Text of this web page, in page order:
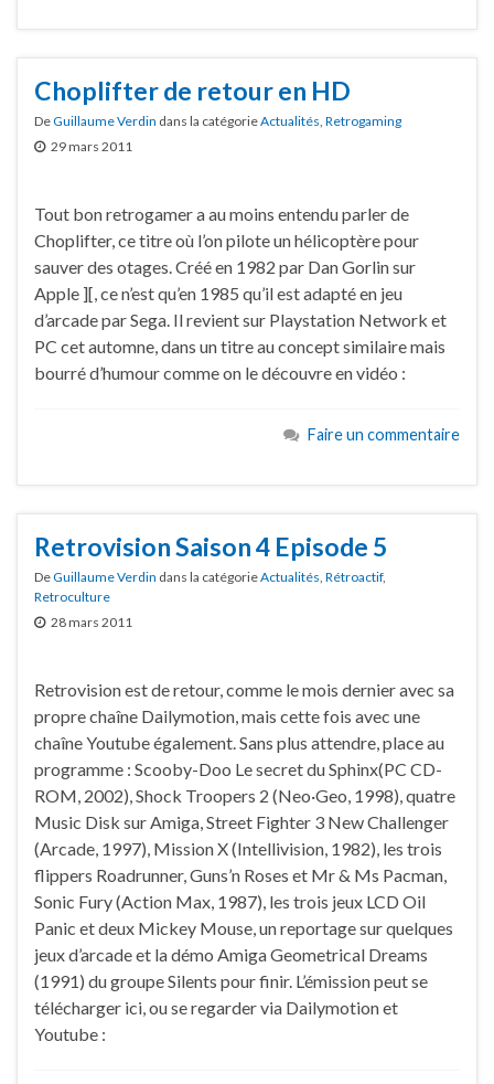
Choplifter de retour en HD
DeGuillaume Verdin dans la catégorieActualités, Retrogaming
29 mars 2011
Tout bon retrogamer a au moins entendu parler de
Choplifter, ce titre où l’on pilote un hélicoptère pour
sauver des otages. Créé en 1982 par Dan Gorlin sur
Apple ][, ce n’est qu’en 1985 qu’il est adapté en jeu
d’arcade par Sega. Il revient sur Playstation Network et
PC cet automne, dans un titre au concept similaire mais
bourré d’humour comme on le découvre en vidéo :
Faire un commentaire
Retrovision Saison 4 Episode 5
DeGuillaume Verdin dans la catégorieActualités Rétroactif,
Retroculture
28 mars 2011
Retrovision est de retour, comme le mois dernier avec sa
propre chaîne Dailymotion, mais cette fois avec une
chaîne Youtube également. Sans plus attendre, place au
programme : Scooby-Doo Le secret du Sphinx(PC CD-
ROM, 2002), Shock Troopers 2 (Neo·Geo, 1998), quatre
Music Disk sur Amiga, Street Fighter 3 New Challenger
(Arcade, 1997), Mission X (Intellivision, 1982), les trois
flippers Roadrunner, Guns’n Roses et Mr & Ms Pacman,
Sonic Fury (Action Max, 1987), les trois jeux LCD Oil
Panic et deux Mickey Mouse, un reportage sur quelques
jeux d’arcade et la démo Amiga Geometrical Dreams
(1991) du groupe Silents pour finir. L’émission peut se
télécharger ici, ou se regarder via Dailymotion et
Youtube :